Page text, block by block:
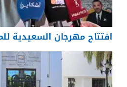
افتتاح مهرجان السعيدية